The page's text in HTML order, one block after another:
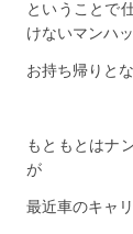
ということで
けないマンハ
お持ち帰りと
もともとはナ
が
最近車のキャ